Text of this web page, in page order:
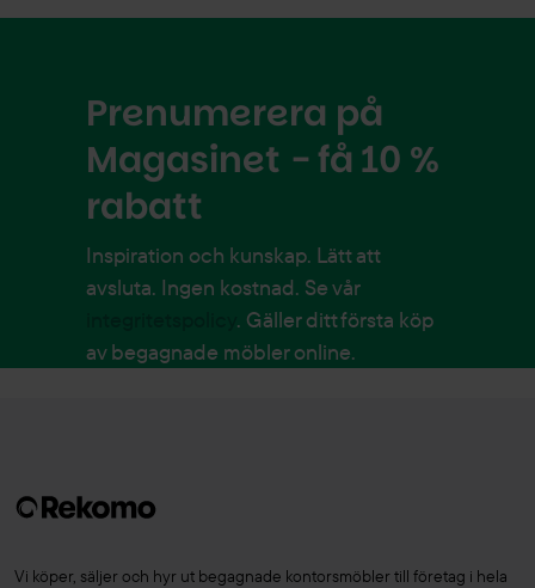
Prenumerera på
Magasinet - få 10 %
rabatt
Inspiration och kunskap. Lätt att
avsluta. Ingen kostnad. Se vår
. Gäller ditt första köp
av begagnade möbler online.
Vi köper, säljer och hyr ut begagnade kontorsmöbler till företag i hela